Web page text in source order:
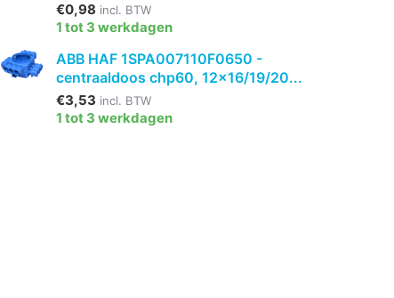
€0,98 incl. BTW
1 tot 3 werkdagen
ABB HAF 1SPA007110F0650 -
centraaldoos chp60, 12x16/19/20...
€3,53 incl. BTW
1 tot 3 werkdagen